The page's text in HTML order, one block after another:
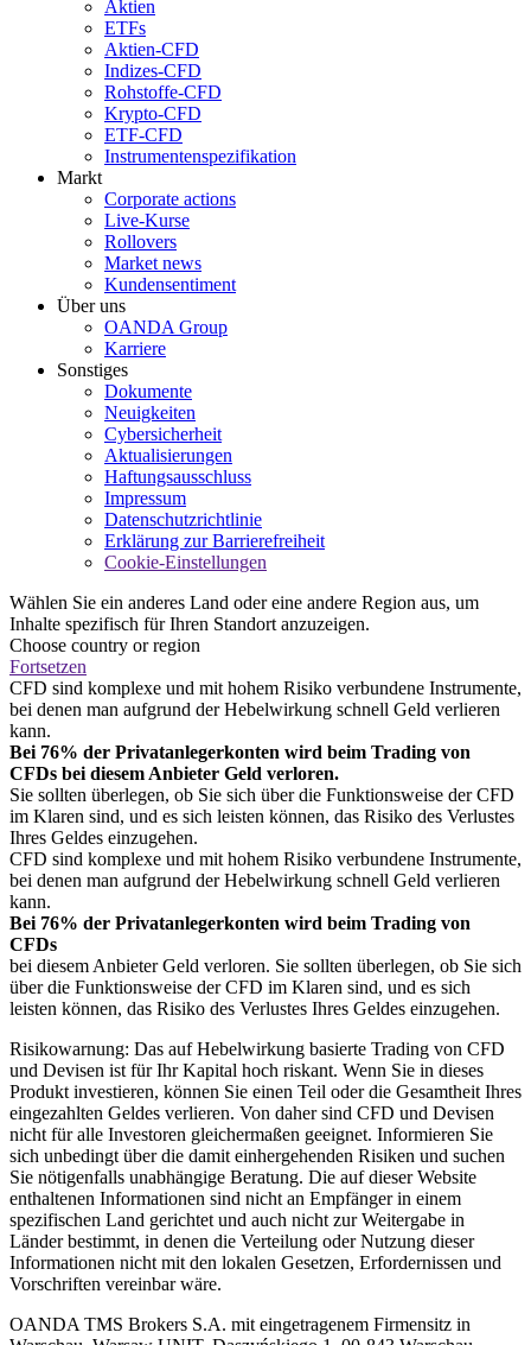
Aktien
ETFs
Aktien-CFD
Indizes-CFD
Rohstoffe-CFD
Krypto-CFD
ETF-CFD
Instrumentenspezifikation
Markt
Corporate actions
Live-Kurse
Rollovers
Market news
Kundensentiment
Über uns
OANDA Group
Karriere
Sonstiges
Dokumente
Neuigkeiten
Cybersicherheit
Aktualisierungen
Haftungsausschluss
Impressum
Datenschutzrichtlinie
Erklärung zur Barrierefreiheit
Cookie-Einstellungen
Wählen Sie ein anderes Land oder eine andere Region aus, um
Inhalte spezifisch für Ihren Standort anzuzeigen.
Choose country or region
Fortsetzen
CFD sind komplexe und mit hohem Risiko verbundene Instrumente,
bei denen man aufgrund der Hebelwirkung schnell Geld verlieren
kann.
Bei 76% der Privatanlegerkonten wird beim Trading von
CFDs bei diesem Anbieter Geld verloren.
Sie sollten überlegen, ob Sie sich über die Funktionsweise der CFD
im Klaren sind, und es sich leisten können, das Risiko des Verlustes
Ihres Geldes einzugehen.
CFD sind komplexe und mit hohem Risiko verbundene Instrumente,
bei denen man aufgrund der Hebelwirkung schnell Geld verlieren
kann.
Bei 76% der Privatanlegerkonten wird beim Trading von
CFDs
bei diesem Anbieter Geld verloren. Sie sollten überlegen, ob Sie sich
über die Funktionsweise der CFD im Klaren sind, und es sich
leisten können, das Risiko des Verlustes Ihres Geldes einzugehen.
Risikowarnung: Das auf Hebelwirkung basierte Trading von CFD
und Devisen ist für Ihr Kapital hoch riskant. Wenn Sie in dieses
Produkt investieren, können Sie einen Teil oder die Gesamtheit Ihres
eingezahlten Geldes verlieren. Von daher sind CFD und Devisen
nicht für alle Investoren gleichermaßen geeignet. Informieren Sie
sich unbedingt über die damit einhergehenden Risiken und suchen
Sie nötigenfalls unabhängige Beratung. Die auf dieser Website
enthaltenen Informationen sind nicht an Empfänger in einem
spezifischen Land gerichtet und auch nicht zur Weitergabe in
Länder bestimmt, in denen die Verteilung oder Nutzung dieser
Informationen nicht mit den lokalen Gesetzen, Erfordernissen und
Vorschriften vereinbar wäre.
OANDA TMS Brokers S.A. mit eingetragenem Firmensitz in